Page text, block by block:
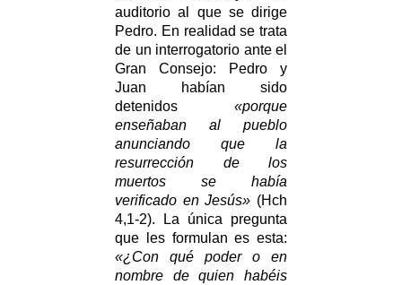
auditorio al que se dirige
Pedro. En realidad se trata
de un interrogatorio ante el
Gran Consejo: Pedro y
Juan habían sido
detenidos «porque
enseñaban al pueblo
anunciando que la
resurrección de los
muertos se había
verificado en Jesús» (Hch
4,1-2). La única pregunta
que les formulan es esta:
«¿Con qué poder o en
nombre de quien habéis